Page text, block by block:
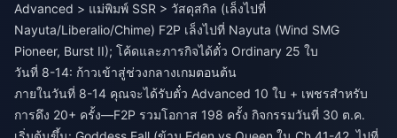
Advanced > แม่พิมพ์ SSR > วัสดุสกิล (เล็งไปที่
Nayuta/Liberalio/Chime) F2P เล็งไปที่ Nayuta (Wind SMG
Pioneer, Burst II); โค้ดและภารกิจได้ตั๋ว Ordinary 25 ใบ
วันที่ 8-14: ก้าวเข้าสู่ช่วงกลางเกมตอนต้น
ภายในวันที่ 8-14 คุณจะได้รับตั๋ว Advanced 10 ใบ + เพชรสำหรับ
การดึง 20+ ครั้ง—F2P รวมโอกาส 198 ครั้ง กิจกรรมวันที่ 30 ต.ค.